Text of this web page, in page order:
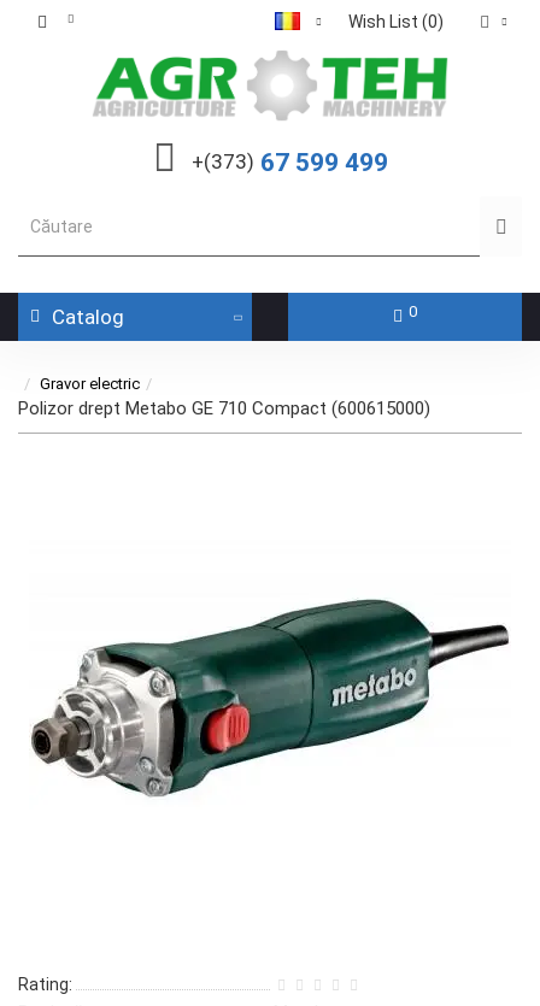
Wish List (0)
+(373) 67 599 499
Catalog 0
Gravor electric
Polizor drept Metabo GE 710 Compact (600615000)
Rating: